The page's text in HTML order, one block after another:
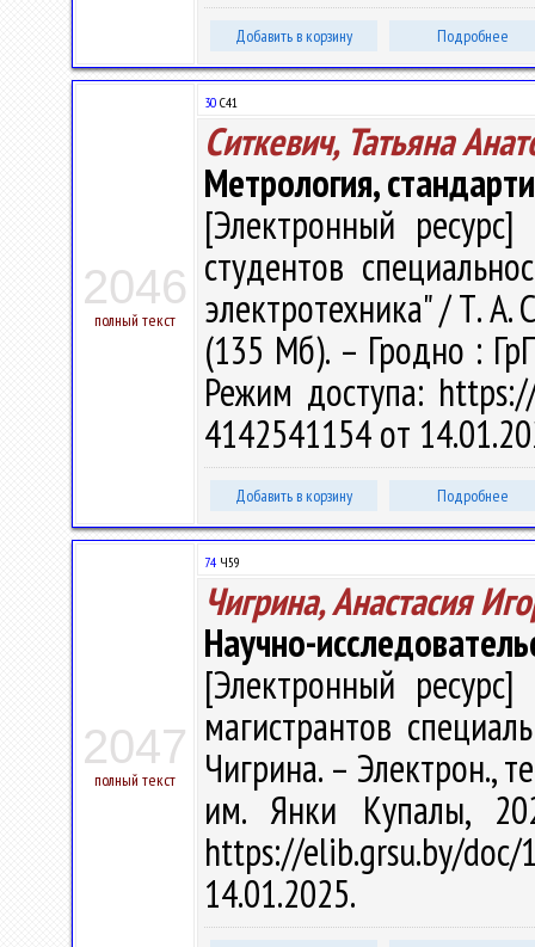
Добавить в корзину Подробнее
2046
полный текст
30 С41
Ситкевич, Татьяна
Метрология,
[Электронный
студентов
электротехника" / Т. А.
(135 Мб). – Гродно :
Режим доступа:
4142541154 от
Добавить в корзину Подробнее
2047
полный текст
74 Ч59
Чигрина, Анастасия
Научно-
[Электронный
магистрантов
Чигрина. – Электрон.,
им. Янки Купалы,
https://elib.grsu.by/
14.01.2025.